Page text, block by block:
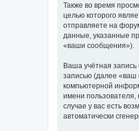
Также во время
целью которого
отправляете на
данные, указанные
«ваши сообщения»).
Ваша учётная
записью (далее «ваш
компьютерной
имени пользователя,
случае у вас есть
автоматически